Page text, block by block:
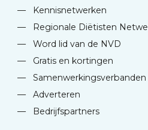
—
Kennisnetwerken
—
Regionale Diëtisten
—
Word lid van de NVD
—
Gratis en kortingen
—
Samenwerkingsverbanden
—
Adverteren
—
Bedrijfspartners